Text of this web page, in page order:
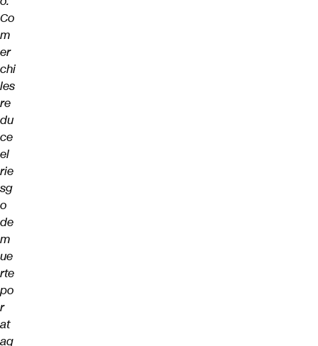
Co
m
er
chi
les
re
du
ce
el
rie
sg
o
de
m
ue
rte
po
r
at
aq